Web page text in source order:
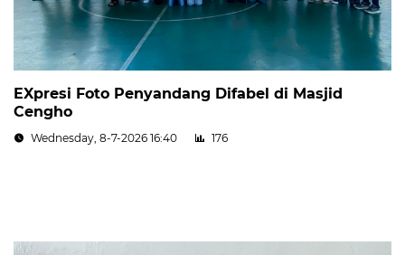
EXpresi Foto Penyandang Difabel di Masjid
Cengho
Wednesday, 8-7-2026 16:40 176